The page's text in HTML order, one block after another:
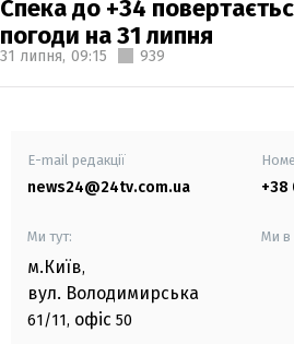
Спека до +34
погоди на 31 липня
31 липня, 09:15 939
E-mail редакції
news24@24tv.com.ua +38
Ми тут:
м.Київ,
вул. Володимирська
61/11, офіс 50
Ми в